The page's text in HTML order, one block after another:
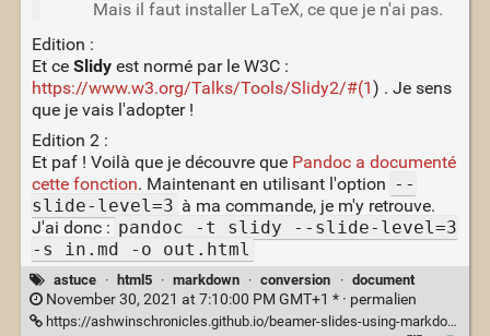
Mais il faut installer LaTeX, ce que je n'ai pas.
Edition :
Et ce Slidyest normé par le W3C :
https://www.w3.org/Talks/Tools/Slidy2/#(1) . Je sens
que je vais l'adopter !
Edition 2 :
Et paf ! Voilà que je découvre que Pandoc a documenté
cette fonction. Maintenant en utilisant l'option --
slide-level=3 à ma commande, je m'y retrouve.
J'ai donc : pandoc -t slidy --slide-level=3
-s in.md -o out.html
astuce · html5 · markdown · conversion · document
November 30, 2021 at 7:10:00 PM GMT+1 * · permalien
https://ashwinschronicles.github.io/beamer-slides-using-markdown-and-pandoc